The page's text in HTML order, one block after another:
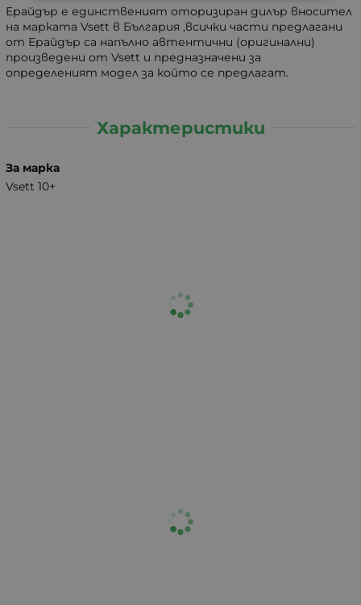
Ерайдър е единственият оторизиран дилър вносител
на марката Vsett в България ,всички части предлагани
от Ерайдър са напълно автентични (оригинални)
произведени от Vsett и предназначени за
определеният модел за който се предлагат.
Характеристики
За марка
Vsett 10+